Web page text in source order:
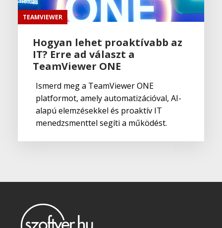
TEAMVIEWER
Hogyan lehet proaktívabb az
IT? Erre ad választ a
TeamViewer ONE
Ismerd meg a TeamViewer ONE
platformot, amely automatizációval, AI-
alapú elemzésekkel és proaktív IT
menedzsmenttel segíti a működést.